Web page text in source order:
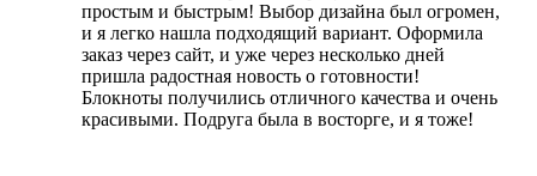
простым и быстрым! Выбор дизайна был огромен,
и я легко нашла подходящий вариант. Оформила
заказ через сайт, и уже через несколько дней
пришла радостная новость о готовности!
Блокноты получились отличного качества и очень
красивыми. Подруга была в восторге, и я тоже!